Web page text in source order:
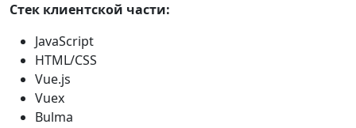
Стек клиентской части:
JavaScript
HTML/CSS
Vue.js
Vuex
Bulma